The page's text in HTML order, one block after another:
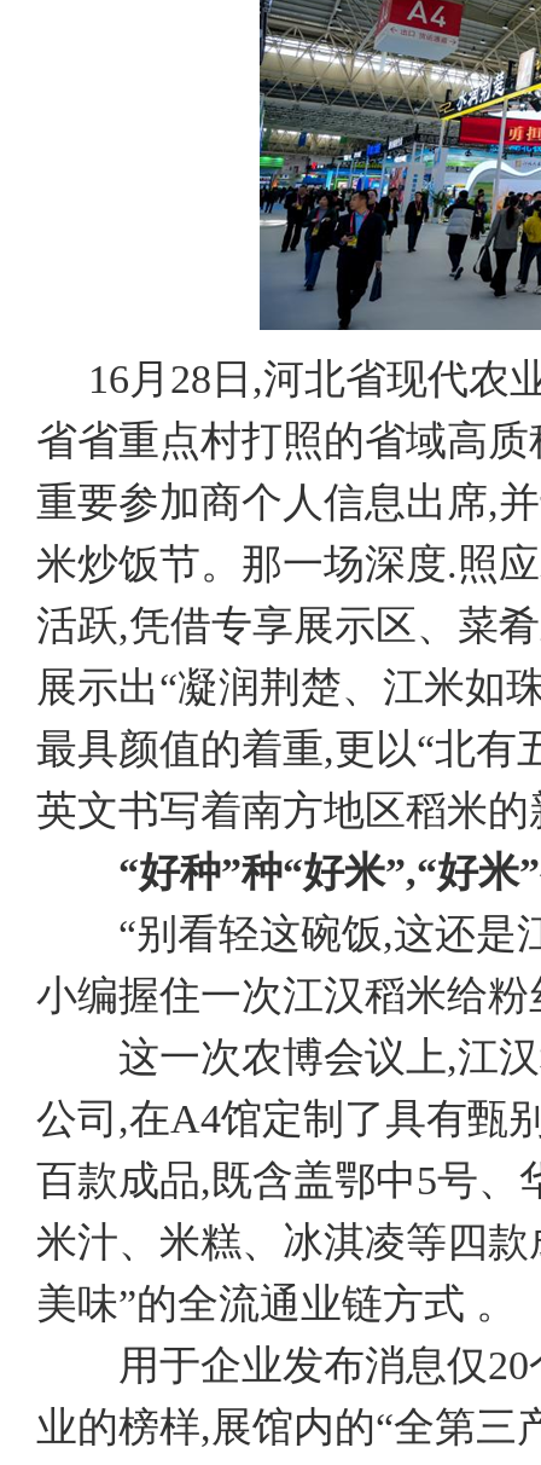
16月28日,河北省现代农
省省重点村打照的省域高
重要参加商个人信息出席,
米炒饭节。那一场深度.照
活跃,凭借专享展示区、菜
展示出“凝润荆楚、江米如
最具颜值的着重,更以“北有
英文书写着南方地区稻米的
“好种”种“好米”,“好米
“别看轻这碗饭,这还是江
小编握住一次江汉稻米给
这一次农博会议上,江汉
公司,在A4馆定制了具有甄
百款成品,既含盖鄂中5号、
米汁、米糕、冰淇凌等四
美味”的全流通业链方式 。
用于企业发布消息仅20
业的榜样,展馆内的“全第三